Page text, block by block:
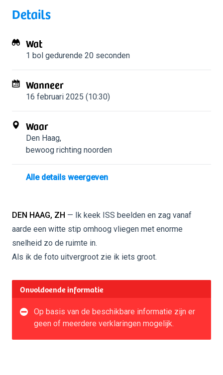
Details
Wat
1 bol gedurende 20 seconden
Wanneer
16 februari 2025 (10:30)
Waar
Den Haag,
bewoog richting noorden
Alle details weergeven
DEN HAAG, ZH — Ik keek ISS beelden en zag vanaf
aarde een witte stip omhoog vliegen met enorme
snelheid zo de ruimte in.
Als ik de foto uitvergroot zie ik iets groot.
Onvoldoende informatie
Op basis van de beschikbare informatie zijn er
geen of meerdere verklaringen mogelijk.